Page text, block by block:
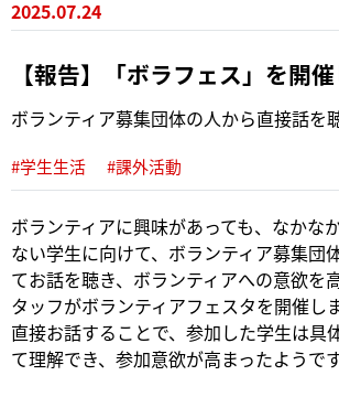
2025.07.24
【報告】「ボラフェス」を開
ボランティア募集団体の人から直接話を
#学生生活 #課外活動
ボランティアに興味があっても、なかな
ない学生に向けて、ボランティア募集団
てお話を聴き、ボランティアへの意欲を
タッフがボランティアフェスタを開催し
直接お話することで、参加した学生は具
て理解でき、参加意欲が高まったようです